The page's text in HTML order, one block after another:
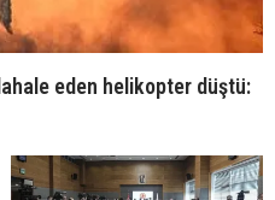
eden helikopter düştü: